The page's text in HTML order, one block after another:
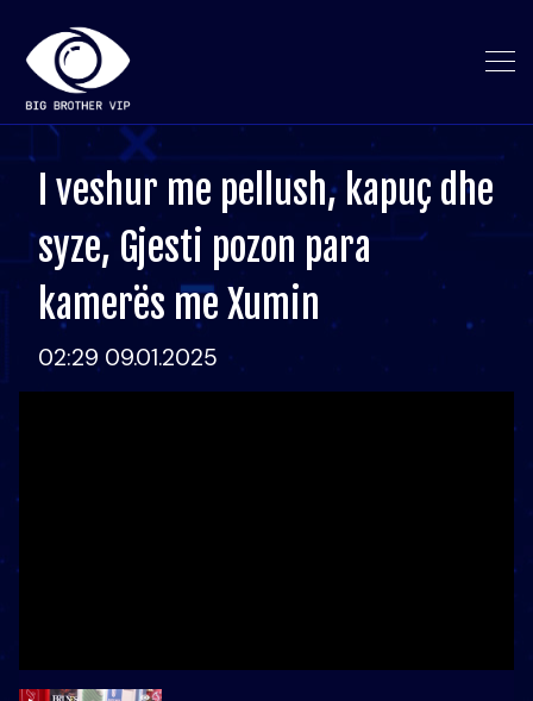
I veshur me pellush, kapuç dhe
syze, Gjesti pozon para
kamerës me Xumin
02:29 09.01.2025